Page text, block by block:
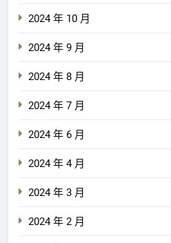
2024 年 10 月
2024 年 9 月
2024 年 8 月
2024 年 7 月
2024 年 6 月
2024 年 4 月
2024 年 3 月
2024 年 2 月